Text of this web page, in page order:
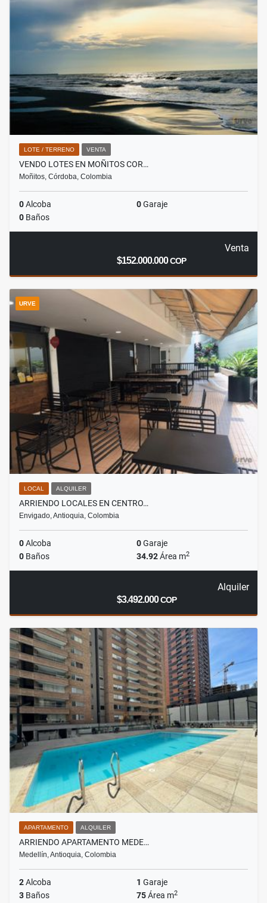
LOTE / TERRENO VENTA
VENDO LOTES EN MOÑITOS COR…
Moñitos, Córdoba, Colombia
0Alcoba 0Garaje
0 Baños
Venta
$152.000.000COP
URVE
LOCAL ALQUILER
ARRIENDO LOCALES EN CENTRO…
Envigado, Antioquia, Colombia
0Alcoba 0Garaje
0 Baños 34.92Área m2
Alquiler
$3.492.000COP
APARTAMENTO ALQUILER
ARRIENDO APARTAMENTO MEDE…
Medellín, Antioquia, Colombia
2Alcoba 1 Garaje
3 Baños 75Área m2